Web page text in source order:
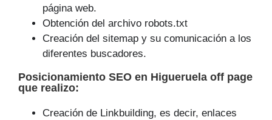
página web.
Obtención del archivo robots.txt
Creación del sitemap y su comunicación a los
diferentes buscadores.
Posicionamiento SEO en Higueruela off page
que realizo:
Creación de Linkbuilding, es decir, enlaces